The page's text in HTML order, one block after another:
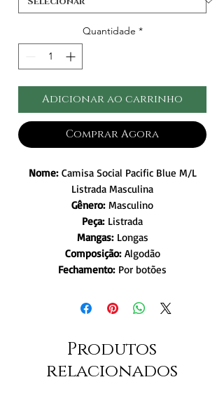
Quantidade *
Adicionar ao carrinho
Comprar Agora
Nome:Camisa Social Pacific Blue M/L
Listrada Masculina
Gênero:Masculino
Peça:Listrada
Mangas:Longas
Composição:Algodão
Fechamento:Por botões
Produtos
relacionados